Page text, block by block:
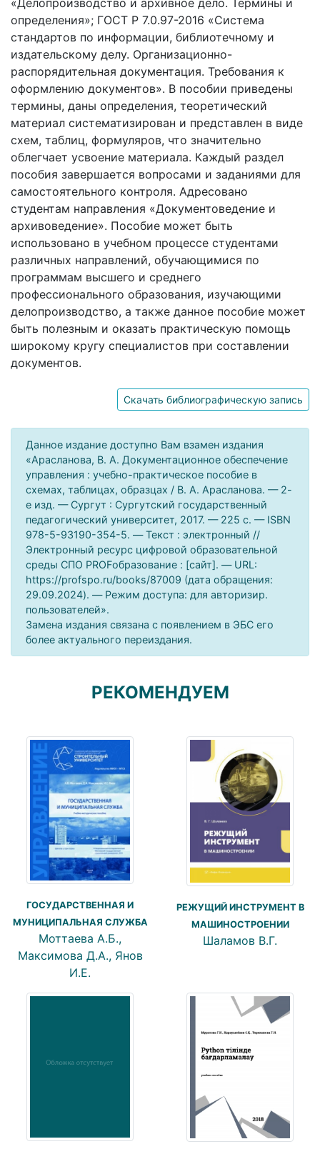
определения»; ГОСТ Р 7.0.97-2016 «Система
стандартов по информации, библиотечному и
издательскому делу. Организационно-
распорядительная документация. Требования к
оформлению документов». В пособии приведены
термины, даны определения, теоретический
материал систематизирован и представлен в виде
схем, таблиц, формуляров, что значительно
облегчает усвоение материала. Каждый раздел
пособия завершается вопросами и заданиями для
самостоятельного контроля. Адресовано
студентам направления «Документоведение и
архивоведение». Пособие может быть
использовано в учебном процессе студентами
различных направлений, обучающимися по
программам высшего и среднего
профессионального образования, изучающими
делопроизводство, а также данное пособие может
быть полезным и оказать практическую помощь
широкому кругу специалистов при составлении
документов.
Скачать библиографическую запись
Данное издание доступно Вам взамен издания
«Арасланова, В. А. Документационное обеспечение
управления : учебно-практическое пособие в
схемах, таблицах, образцах / В. А. Арасланова. — 2-
е изд. — Сургут : Сургутский государственный
педагогический университет, 2017. — 225 c. — ISBN
978-5-93190-354-5. — Текст : электронный //
Электронный ресурс цифровой образовательной
среды СПО PROFобразование : [сайт]. — URL:
https://profspo.ru/books/87009 (дата обращения:
29.09.2024). — Режим доступа: для авторизир.
пользователей».
Замена издания связана с появлением в ЭБС его
более актуального переиздания.
РЕКОМЕНДУЕМ
ГОСУДАРСТВЕННАЯ И
МУНИЦИПАЛЬНАЯ СЛУЖБА
Моттаева А.Б.,
Максимова Д.А., Янов
И.Е.
РЕЖУЩИЙ ИНСТРУМЕНТ В
МАШИНОСТРОЕНИИ
Шаламов В.Г.